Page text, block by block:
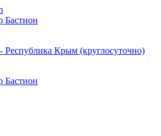
Республика Крым (круглосуточно)